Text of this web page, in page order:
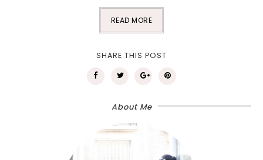
READ MORE
SHARE THIS POST
About Me